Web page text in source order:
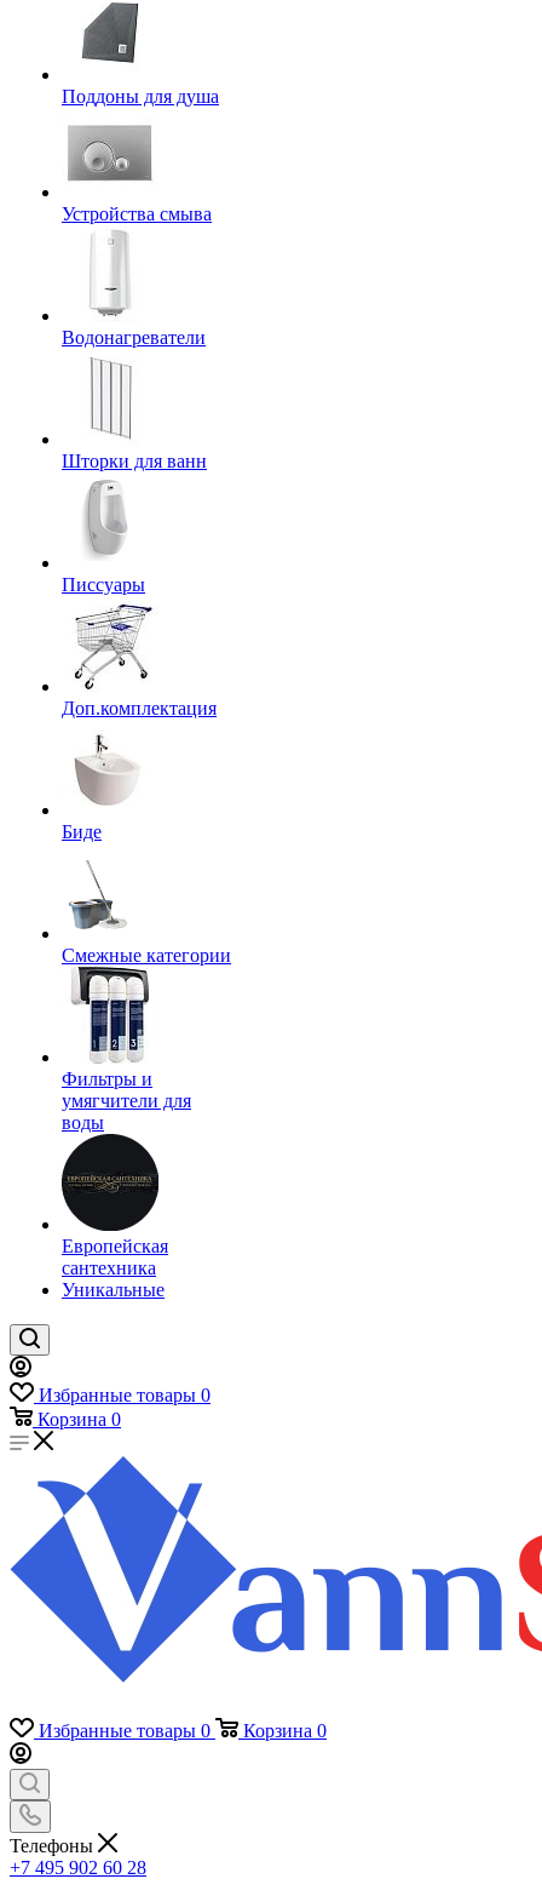
Поддоны для душа
Устройства смыва
Водонагреватели
Шторки для ванн
Писсуары
Доп.комплектация
Биде
Смежные категории
Фильтры и
умягчители для
воды
Европейская
сантехника
Уникальные
Избранные товары 0
Корзина 0
Избранные товары 0 Корзина 0
Телефоны
+7 495 902 60 28